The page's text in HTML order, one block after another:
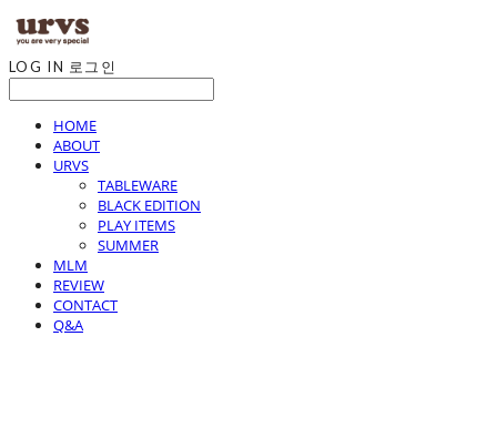
LOG IN 로그인
HOME
ABOUT
URVS
TABLEWARE
BLACK EDITION
PLAY ITEMS
SUMMER
MLM
REVIEW
CONTACT
Q&A